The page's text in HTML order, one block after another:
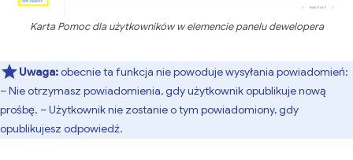
Karta Pomoc dla użytkowników w elemencie panelu dewelopera
Uwaga:obecnie ta funkcja nie powoduje wysyłania powiadomień:
– Nie otrzymasz powiadomienia, gdy użytkownik opublikuje nową
prośbę. – Użytkownik nie zostanie o tym powiadomiony, gdy
opublikujesz odpowiedź.